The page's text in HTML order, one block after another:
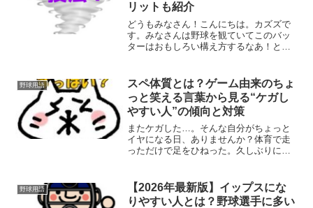
リットも紹介
どうもみなさん！こんにちは。カズズで
す。みなさんは野球を観ていてこのバッ
ターはおもしろい構え方するなあ！とか
変わった投げ方なのにうまくコントロー
ルされてすげええええええ...
野球用語
スペ体質とは？ゲーム由来のちょ
っと笑える言葉から見る“ケガし
やすい人”の傾向と対策
またケガした…。そんな自分がちょっと
イヤになる日、ありませんか？体育で走
っただけで足をひねった。久しぶりに動
ガしてるのはなぜか自分。そんな自分の
こと、ちょっと冗談っぽく...
野球用語
【2026年最新版】イップスにな
りやすい人とは？野球選手に多い